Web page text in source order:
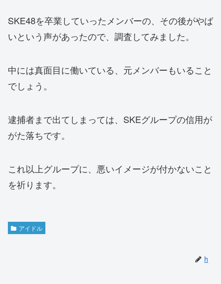
SKE48を卒業していったメンバーの、その後がやば
いという声があったので、調査してみました。
中には真面目に働いている、元メンバーもいること
でしょう。
逮捕者まで出てしまっては、SKEグループの信用が
がた落ちです。
これ以上グループに、悪いイメージが付かないこと
を祈ります。
アイドル
h